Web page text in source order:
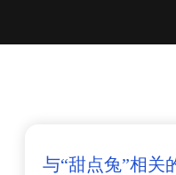
与“甜点兔”相关